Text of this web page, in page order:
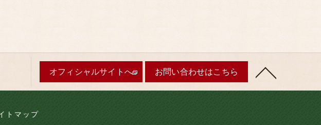
オフィシャルサイトへ お問い合わせはこちら
トマップ